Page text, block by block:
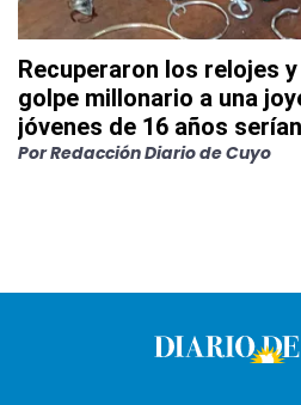
Recuperaron los relojes
golpe millonario a una
jóvenes de 16 años
PorRedacción Diario de Cuyo